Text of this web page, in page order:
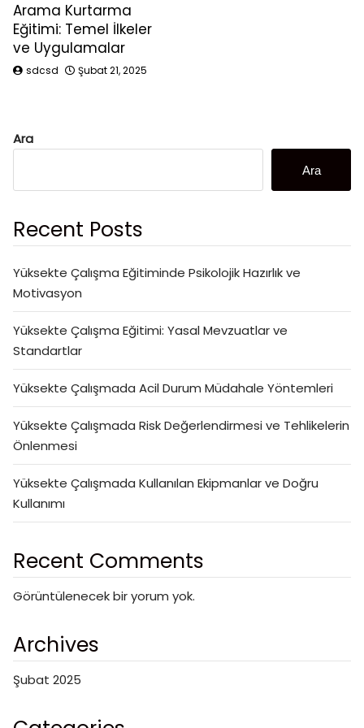
Arama Kurtarma
Eğitimi: Temel İlkeler
ve Uygulamalar
sdcsd Şubat 21, 2025
Ara
Ara
Recent Posts
Yüksekte Çalışma Eğitiminde Psikolojik Hazırlık ve
Motivasyon
Yüksekte Çalışma Eğitimi: Yasal Mevzuatlar ve
Standartlar
Yüksekte Çalışmada Acil Durum Müdahale Yöntemleri
Yüksekte Çalışmada Risk Değerlendirmesi ve Tehlikelerin
Önlenmesi
Yüksekte Çalışmada Kullanılan Ekipmanlar ve Doğru
Kullanımı
Recent Comments
Görüntülenecek bir yorum yok.
Archives
Şubat 2025